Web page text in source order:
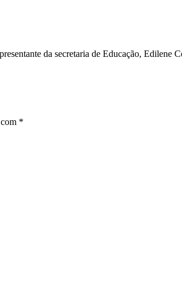
da secretaria de Educação, Edilene
*